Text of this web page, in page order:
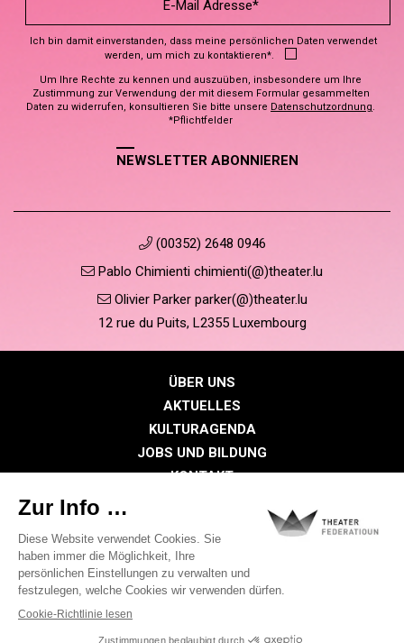
Ich bin damit einverstanden, dass meine persönlichen Daten verwendet
werden, um mich zu kontaktieren*.
Um Ihre Rechte zu kennen und auszuüben, insbesondere um Ihre
Zustimmung zur Verwendung der mit diesem Formular gesammelten
Daten zu widerrufen, konsultieren Sie bitte unsere Datenschutzordnung.
*Pflichtfelder
NEWSLETTER ABONNIEREN
(00352) 2648 0946
Pablo Chimienti chimienti(@)theater.lu
Olivier Parker parker(@)theater.lu
12 rue du Puits, L2355 Luxembourg
ÜBER UNS
AKTUELLES
KULTURAGENDA
JOBS UND BILDUNG
KONTAKT
MITGLIEDERBEREICH
Datenschutzrichtlinie
Cookie-Richtlinien